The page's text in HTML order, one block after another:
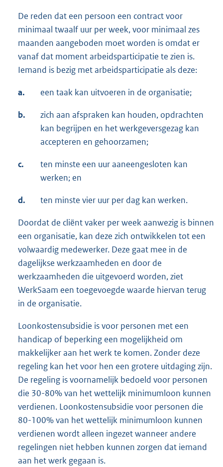
De reden dat een persoon een contract voor
minimaal twaalf uur per week, voor minimaal zes
maanden aangeboden moet worden is omdat er
vanaf dat moment arbeidsparticipatie te zien is.
Iemand is bezig met arbeidsparticipatie als deze:
a. een taak kan uitvoeren in de organisatie;
b.
zich aan afspraken kan houden, opdrachten
kan begrijpen en het werkgeversgezag kan
accepteren en gehoorzamen;
c.
ten minste een uur aaneengesloten kan
werken; en
d. ten minste vier uur per dag kan werken.
Doordat de cliënt vaker per week aanwezig is binnen
een organisatie, kan deze zich ontwikkelen tot een
volwaardig medewerker. Deze gaat mee in de
dagelijkse werkzaamheden en door de
werkzaamheden die uitgevoerd worden, ziet
WerkSaam een toegevoegde waarde hiervan terug
in de organisatie.
Loonkostensubsidie is voor personen met een
handicap of beperking een mogelijkheid om
makkelijker aan het werk te komen. Zonder deze
regeling kan het voor hen een grotere uitdaging zijn.
De regeling is voornamelijk bedoeld voor personen
die 30-80% van het wettelijk minimumloon kunnen
verdienen. Loonkostensubsidie voor personen die
80-100% van het wettelijk minimumloon kunnen
verdienen wordt alleen ingezet wanneer andere
regelingen niet hebben kunnen zorgen dat iemand
aan het werk gegaan is.